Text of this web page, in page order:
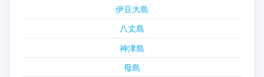
伊豆大島
八丈島
神津島
母島